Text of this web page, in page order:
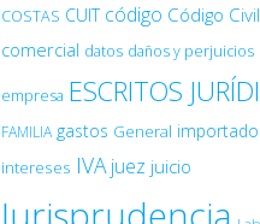
COSTAS CUIT código Código Civil
comercial datos daños y perjuicios
empresa ESCRITOS
FAMILIA gastos General importado
intereses IVA juez juicio